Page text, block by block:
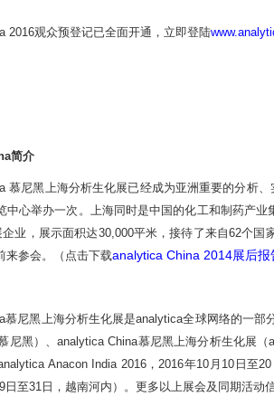
2016观众预登记已全面开通，立即登陆
简介
慕尼黑上海分析生化展已经成为亚洲重要的分析
中心举办一次。上海同时是中国的化工和制药产
业，展示面积达30,000平米，接待了来自62个国
来参会。（点击下载analytica China 2014展后报
慕尼黑上海分析生化展是analytica全球网络的一部
尼黑）、analytica China慕尼黑上海分析生化展（
Anacon India 2016，2016年10 月 10 日至20
日至31 日，越南河内）。更多以上展会及同期活动